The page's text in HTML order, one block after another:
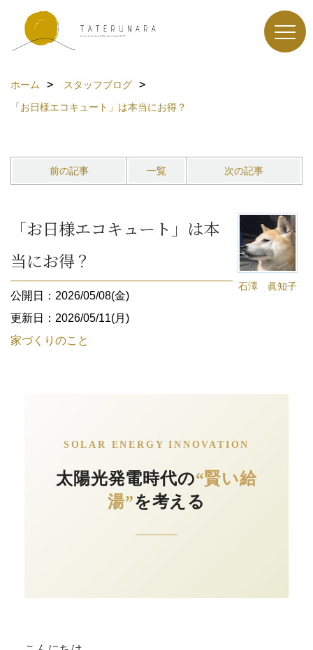
ホーム
スタッフブログ
「お日様エコキュート」は本当にお得？
前の記事 一覧 次の記事
石澤 眞知子
「お日様エコキュート」は本
当にお得？
公開日：2026/05/08(金)
更新日：2026/05/11(月)
家づくりのこと
SOLAR ENERGY INNOVATION
太陽光発電時代の“賢い給
湯”を考える